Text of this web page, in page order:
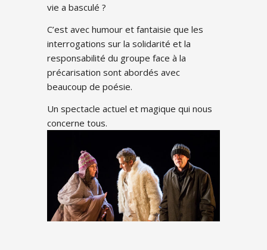
vie a basculé ?
C’est avec humour et fantaisie que les
interrogations sur la solidarité et la
responsabilité du groupe face à la
précarisation sont abordés avec
beaucoup de poésie.
Un spectacle actuel et magique qui nous
concerne tous.